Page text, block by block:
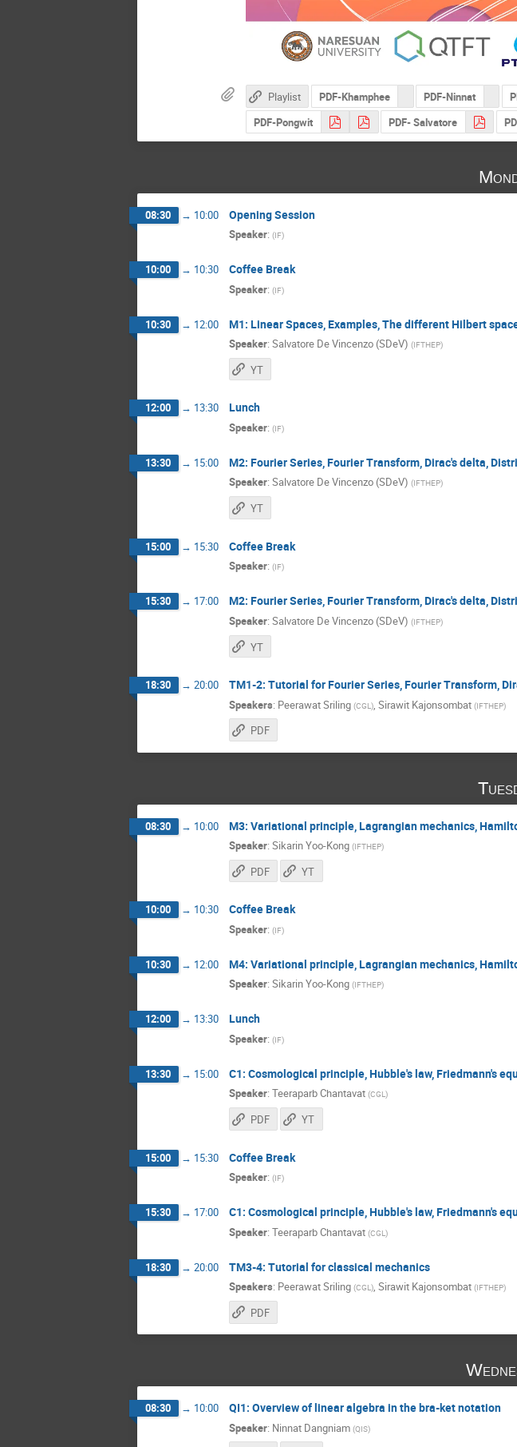
Playlist PDF-Khamphee PDF-Ninnat
PDF-Pongwit
PDF- Salvatore
08:30 → 10:00 Opening Session
Speaker: (IF)
10:00 → 10:30 Coffee Break
Speaker: (IF)
10:30 → 12:00 M1: Linear Spaces, Examples, The different Hilbert
Speaker: Salvatore De Vincenzo (SDeV) (IFTHEP)
YT
12:00 → 13:30 Lunch
Speaker: (IF)
13:30 → 15:00 M2: Fourier Series, Fourier Transform, Dirac's delta,
Speaker: Salvatore De Vincenzo (SDeV) (IFTHEP)
YT
15:00 → 15:30 Coffee Break
Speaker: (IF)
15:30 → 17:00 M2: Fourier Series, Fourier Transform, Dirac's delta,
Speaker: Salvatore De Vincenzo (SDeV) (IFTHEP)
YT
18:30 → 20:00 TM1-2: Tutorial for Fourier Series, Fourier Transform,
Speakers: Peerawat Sriling (CGL ), Sirawit Kajonsombat (IFTHEP)
PDF
08:30 → 10:00 M3: Variational principle, Lagrangian mechanics,
Speaker: Sikarin Yoo-Kong (IFTHEP)
PDF YT
10:00 → 10:30 Coffee Break
Speaker: (IF)
10:30 → 12:00 M4: Variational principle, Lagrangian mechanics,
Speaker: Sikarin Yoo-Kong (IFTHEP)
12:00 → 13:30 Lunch
Speaker: (IF)
13:30 → 15:00 C1: Cosmological principle, Hubble's law, Friedmann's
Speaker: Teeraparb Chantavat (CGL)
PDF YT
15:00 → 15:30 Coffee Break
Speaker: (IF)
15:30 → 17:00 C1: Cosmological principle, Hubble's law, Friedmann's
Speaker: Teeraparb Chantavat (CGL )
18:30 → 20:00 TM3-4: Tutorial for classical mechanics
Speakers: Peerawat Sriling (CGL), Sirawit Kajonsombat (IFTHEP)
PDF
08:30 → 10:00 QI1: Overview of linear algebra in the bra-ket notation
Speaker: Ninnat Dangniam (QIS)